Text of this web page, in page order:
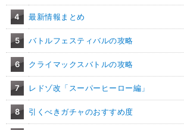
4 最新情報まとめ
5 バトルフェスティバルの攻略
6 クライマックスバトルの攻略
7 レドゾ改「スーパーヒーロー編」
8 引くべきガチャのおすすめ度